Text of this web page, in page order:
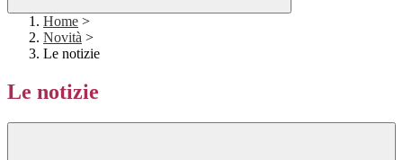
Home >
Novità >
Le notizie
Le notizie